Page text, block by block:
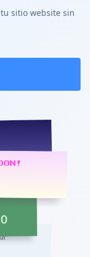
sitio website sin